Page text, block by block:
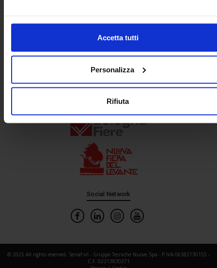
Accetta tutti
Personalizza
Rifiuta
Progetto e direzione
Social Network
© 2025 All rights reserved. Senaf srl - Gruppo Tecniche Nuove Spa - P.IVA 06382730155 -
C.F. 02213830371